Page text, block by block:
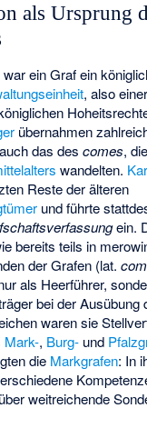
als Ursprung
war ein Graf ein
, also
übernahmen
das descomes,
wandelten.
Reste der älteren
und führte
ein.
bereits teils in
der Grafen (lat.
als Heerführer,
bei der Ausübung
waren sie
Mark-, Burg- und
die Markgrafen: In
weitreichende